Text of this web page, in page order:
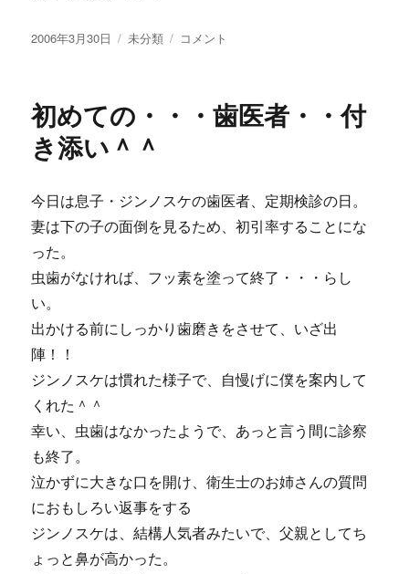
投
2006年3月30日
カ
ー
未分類
BANDAI
ン
バ
キ
ャ
ペ
当
た！
コメント
初めての・・・歯医者・・付
き添い＾＾
今日は息子・ジンノスケの歯医者、定期検診の日。
妻は下の子の面倒を見るため、初引率することにな
った。
虫歯がなければ、フッ素を塗って終了・・・らし
い。
出かける前にしっかり歯磨きをさせて、いざ出
陣！！
ジンノスケは慣れた様子で、自慢げに僕を案内して
くれた＾＾
幸い、虫歯はなかったようで、あっと言う間に診察
も終了。
泣かずに大きな口を開け、衛生士のお姉さんの質問
におもしろい返事をする
ジンノスケは、結構人気者みたいで、父親としてち
ょっと鼻が高かった。